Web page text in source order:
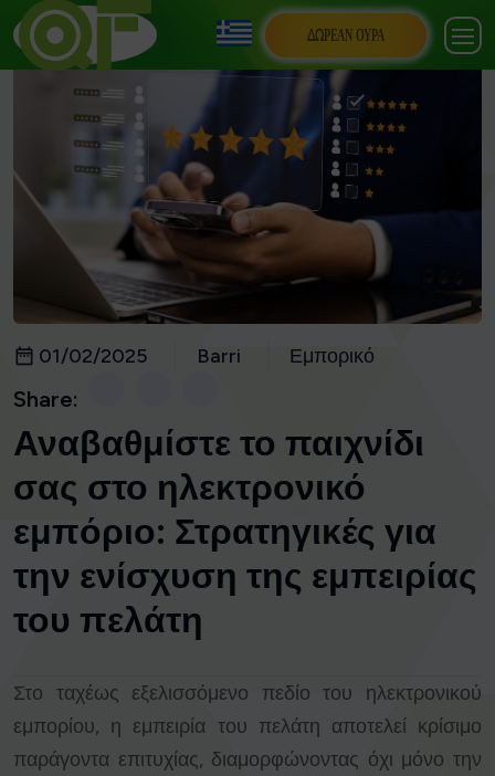
ΔΩΡΕΆΝ ΟΥΡΆ
01/02/2025 Barri Εμπορικό
Share:
Αναβαθμίστε το παιχνίδι
σας στο ηλεκτρονικό
εμπόριο: Στρατηγικές για
την ενίσχυση της εμπειρίας
του πελάτη
Στο ταχέως εξελισσόμενο πεδίο του ηλεκτρονικού
εμπορίου, η εμπειρία του πελάτη αποτελεί κρίσιμο
παράγοντα επιτυχίας, διαμορφώνοντας όχι μόνο την